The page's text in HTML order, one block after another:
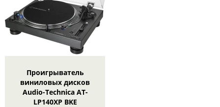
Проигрыватель
виниловых дисков
Audio-Technica AT-
LP140XP BKE